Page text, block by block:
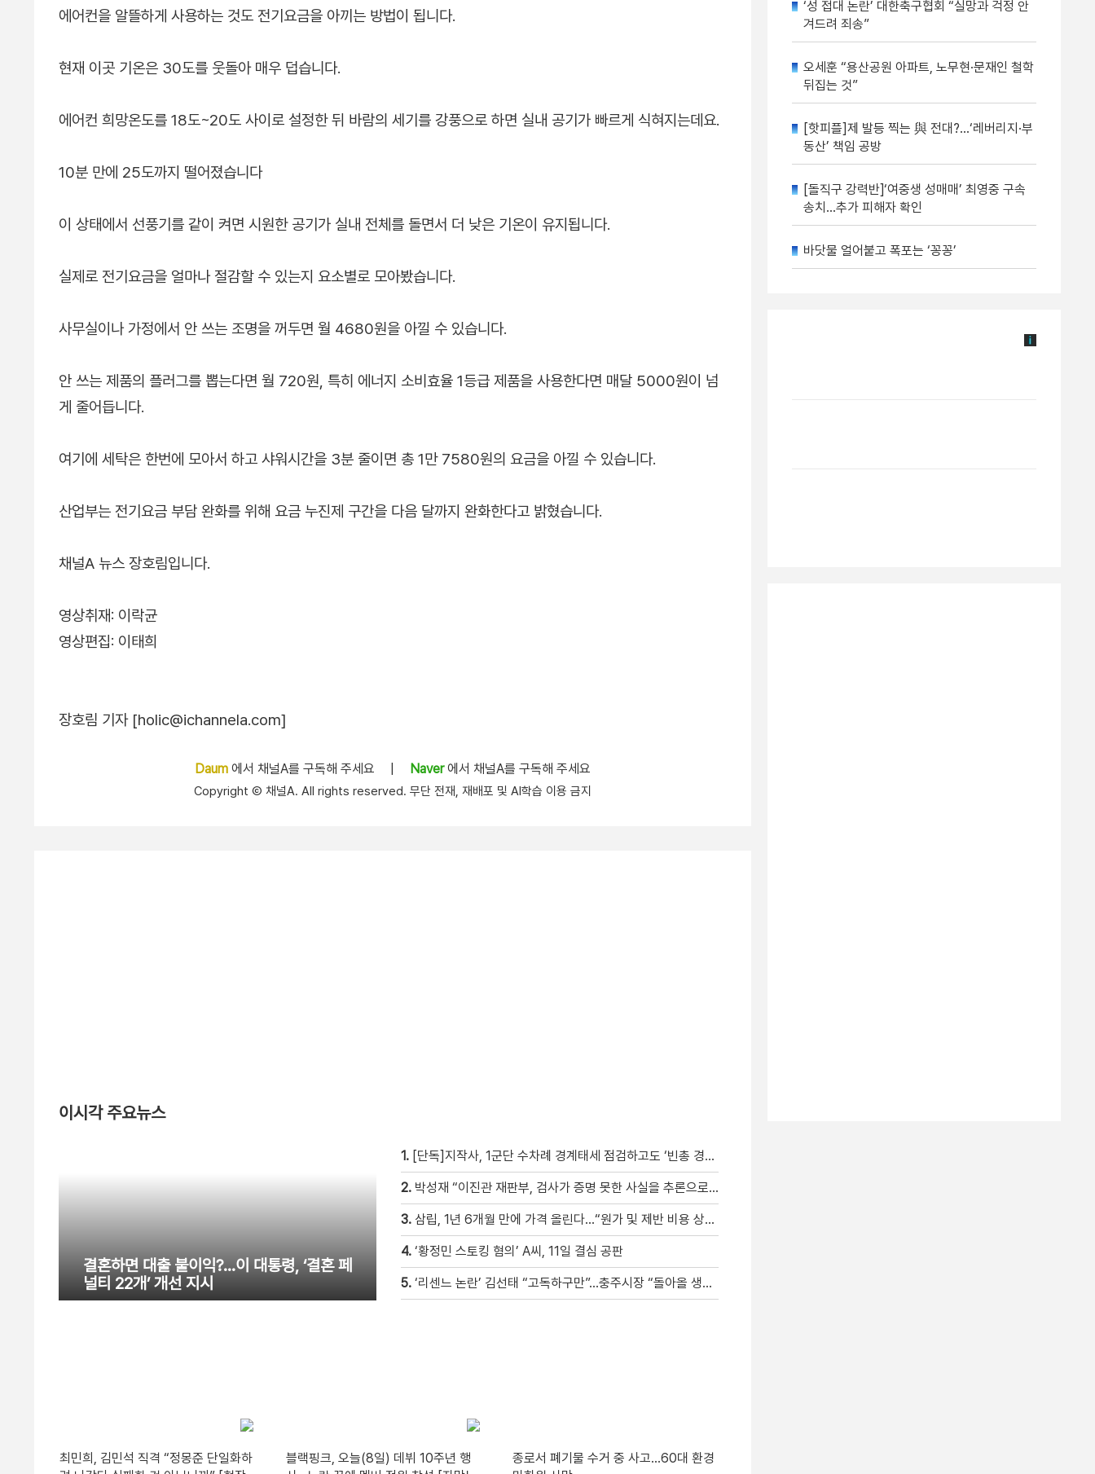
에어컨을 알뜰하게 사용하는 것도 전기요금을 아끼는 방법이 됩니다.
현재 이곳 기온은 30도를 웃돌아 매우 덥습니다.
에어컨 희망온도를 18도~20도 사이로 설정한 뒤 바람의 세기를 강풍으로 하면 실내 공기가 빠르게 식혀지는데요.
10분 만에 25도까지 떨어졌습니다
이 상태에서 선풍기를 같이 켜면 시원한 공기가 실내 전체를 돌면서 더 낮은 기온이 유지됩니다.
실제로 전기요금을 얼마나 절감할 수 있는지 요소별로 모아봤습니다.
사무실이나 가정에서 안 쓰는 조명을 꺼두면 월 4680원을 아낄 수 있습니다.
안 쓰는 제품의 플러그를 뽑는다면 월 720원, 특히 에너지 소비효율 1등급 제품을 사용한다면 매달 5000원이 넘
게 줄어듭니다.
여기에 세탁은 한번에 모아서 하고 샤워시간을 3분 줄이면 총 1만 7580원의 요금을 아낄 수 있습니다.
산업부는 전기요금 부담 완화를 위해 요금 누진제 구간을 다음 달까지 완화한다고 밝혔습니다.
채널A 뉴스 장호림입니다.
영상취재: 이락균
영상편집: 이태희
장호림 기자 [holic@ichannela.com]
Daum 에서 채널A를 구독해 주세요 Naver에서 채널A를 구독해 주세요
Copyright Ⓒ 채널A. All rights reserved. 무단 전재, 재배포 및 AI학습 이용 금지
이시각 주요뉴스
결혼하면 대출 불이익?…이 대통령, ‘결혼 페
널티 22개’ 개선 지시
1. [단독]지작사, 1군단 수차례 경계태세 점검하고도 ‘빈총 경계’ 몰랐다
2. 박성재 “이진관 재판부, 검사가 증명 못한 사실을 추론으로 메꿔” [현장영상]
3. 삼립, 1년 6개월 만에 가격 올린다…“원가 및 제반 비용 상승” [자막뉴스]
4. ‘황정민 스토킹 혐의’ A씨, 11일 결심 공판
5. ‘리센느 논란’ 김선태 “고독하구만”…충주시장 “돌아올 생각은?”
최민희, 김민석 직격 “정몽준 단일화하
블랙핑크, 오늘(8일) 데뷔 10주년 행
종로서 폐기물 수거 중 사고…60대 환경
‘성 접대 논란’ 대한축구협회 “실망과 걱정 안
겨드려 죄송”
오세훈 “용산공원 아파트, 노무현·문재인 철학
뒤집는 것”
[핫피플]제 발등 찍는 與 전대?…‘레버리지·부
동산’ 책임 공방
[돌직구 강력반]‘여중생 성매매’ 최영중 구속
송치…추가 피해자 확인
바닷물 얼어붙고 폭포는 ‘꽁꽁’